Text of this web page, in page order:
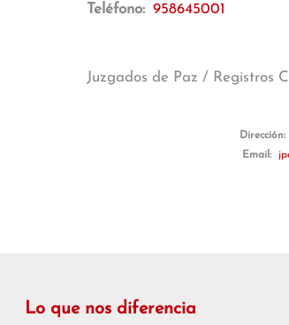
Teléfono: 958645001
Juzgados de Paz / Registros
Dirección:
Email:
Lo que nos diferencia